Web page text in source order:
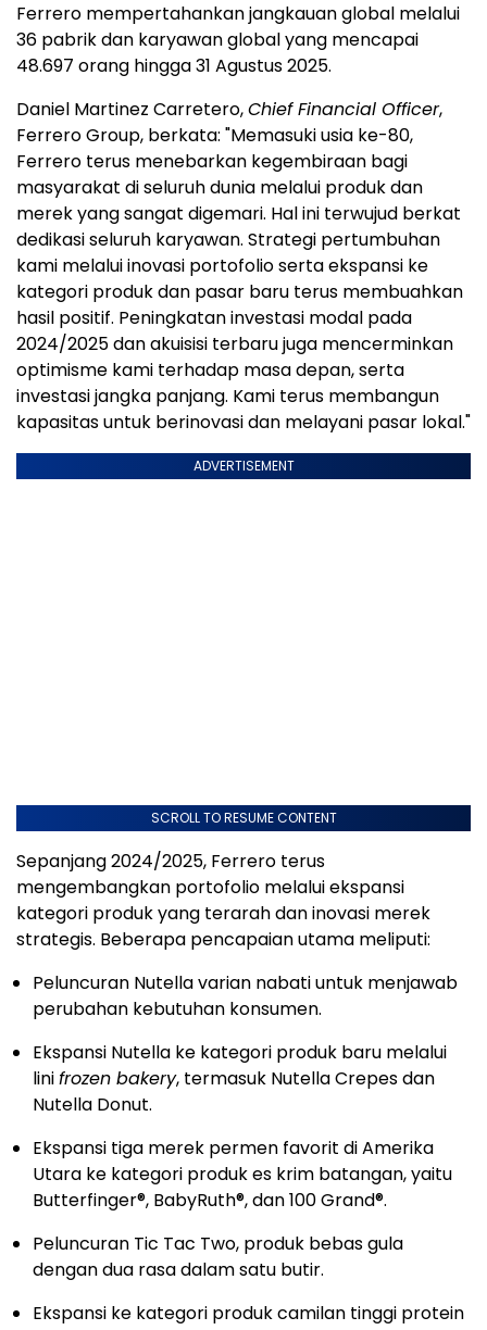
Ferrero mempertahankan jangkauan global melalui
36 pabrik dan karyawan global yang mencapai
48.697 orang hingga 31 Agustus 2025.
Daniel Martinez Carretero,Chief Financial Officer,
Ferrero Group, berkata: "Memasuki usia ke-80,
Ferrero terus menebarkan kegembiraan bagi
masyarakat di seluruh dunia melalui produk dan
merek yang sangat digemari. Hal ini terwujud berkat
dedikasi seluruh karyawan. Strategi pertumbuhan
kami melalui inovasi portofolio serta ekspansi ke
kategori produk dan pasar baru terus membuahkan
hasil positif. Peningkatan investasi modal pada
2024/2025 dan akuisisi terbaru juga mencerminkan
optimisme kami terhadap masa depan, serta
investasi jangka panjang. Kami terus membangun
kapasitas untuk berinovasi dan melayani pasar lokal."
ADVERTISEMENT
SCROLL TO RESUME CONTENT
Sepanjang 2024/2025, Ferrero terus
mengembangkan portofolio melalui ekspansi
kategori produk yang terarah dan inovasi merek
strategis. Beberapa pencapaian utama meliputi:
Peluncuran Nutella varian nabati untuk menjawab
perubahan kebutuhan konsumen.
Ekspansi Nutella ke kategori produk baru melalui
linifrozen bakery, termasuk Nutella Crepes dan
Nutella Donut.
Ekspansi tiga merek permen favorit di Amerika
Utara ke kategori produk es krim batangan, yaitu
Butterfinger®, BabyRuth®, dan 100 Grand®.
Peluncuran Tic Tac Two, produk bebas gula
dengan dua rasa dalam satu butir.
Ekspansi ke kategori produk camilan tinggi protein